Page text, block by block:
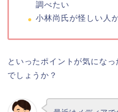
調べたい
小林尚氏が怪しい人
といったポイントが気にな
でしょうか？